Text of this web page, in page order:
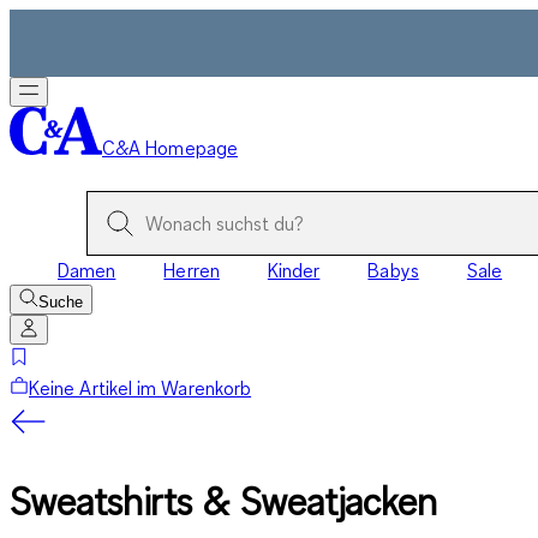
C&A Homepage
Damen Herren Kinder Babys Sale
Suche
Keine Artikel im Warenkorb
Sweatshirts & Sweatjacken